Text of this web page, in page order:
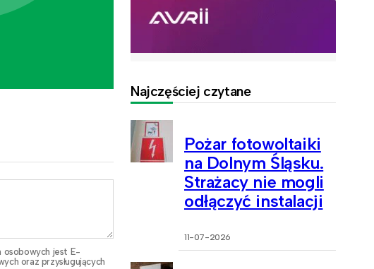
osobowych jest E-
oraz przysługujących
Najczęściej czytane
Pożar fotowoltaiki
na Dolnym Śląsku.
Strażacy nie mogli
odłączyć instalacji
11-07-2026